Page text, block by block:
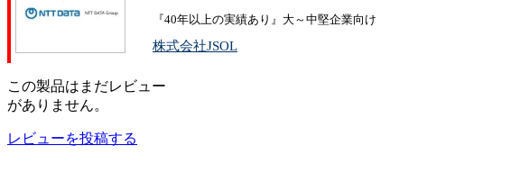
『40年以上の実績あり』大～中堅企業向け
株式会社JSOL
この製品はまだレビュー
がありません。
レビューを投稿する